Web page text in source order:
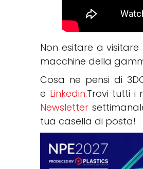
Non esitare a visitare
macchine della
Cosa ne pensi di
e Linkedin.Trovi tutti i
Newsletter
tua casella di posta!